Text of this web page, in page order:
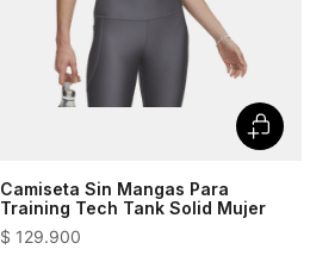
Camiseta Sin Mangas Para
Training Tech Tank Solid Mujer
$ 129.900